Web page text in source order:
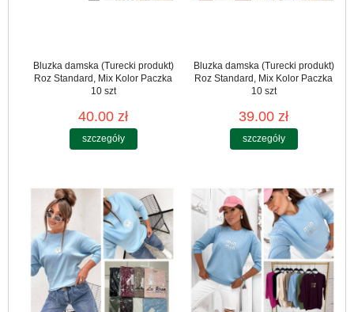
Bluzka damska (Turecki produkt)
Roz Standard, Mix Kolor Paczka
10 szt
40.00 zł
szczegóły
Bluzka damska (Turecki produkt)
Roz Standard, Mix Kolor Paczka
10 szt
39.00 zł
szczegóły